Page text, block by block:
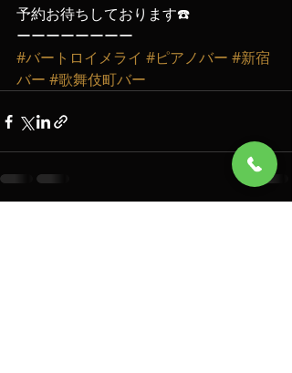
予約お待ちしております☎️
ーーーーーーーー
#バートロイメライ #ピアノバー #新宿
バー #歌舞伎町バー